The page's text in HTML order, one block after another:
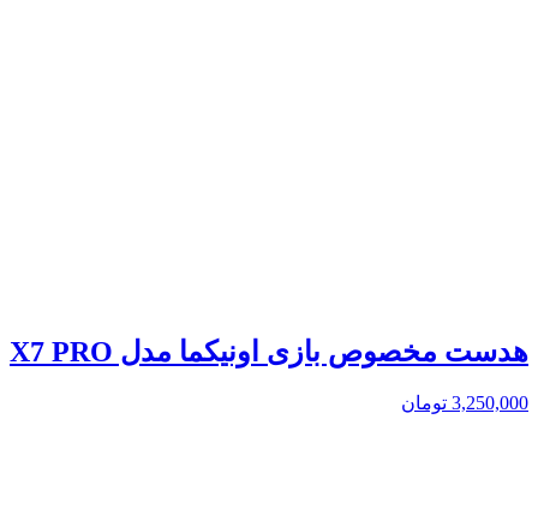
هدست مخصوص بازی اونیکما مدل X7 PRO
3,250,000 تومان